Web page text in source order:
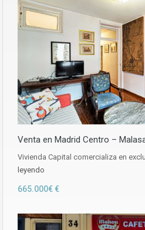
Venta en Madrid Centro –
Vivienda Capital comercializa en
leyendo
665.000€ €